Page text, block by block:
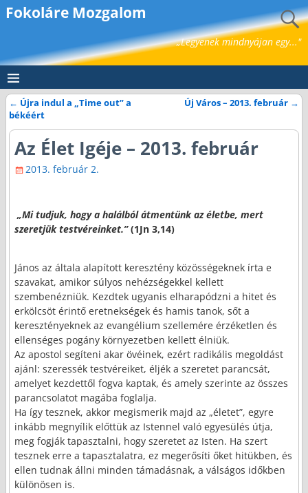
Fokoláre Mozgalom
„Legyenek mindnyájan egy..."
Bejegyzés navigáció
← Újra indul a „Time out” a
békéért
Új Város – 2013. február →
Az Élet Igéje – 2013. február
2013. február 2.
„Mi tudjuk, hogy a halálból átmentünk az életbe, mert
szeretjük testvéreinket.”(1Jn 3,14)
János az általa alapított keresztény közösségeknek írta e
szavakat, amikor súlyos nehézségekkel kellett
szembenézniük. Kezdtek ugyanis elharapódzni a hitet és
erkölcsöt érintő eretnekségek és hamis tanok, sőt a
keresztényeknek az evangélium szellemére érzéketlen és
ellenséges pogány környezetben kellett élniük.
Az apostol segíteni akar övéinek, ezért radikális megoldást
ajánl: szeressék testvéreiket, éljék a szeretet parancsát,
amelyet kezdettől fogva kaptak, és amely szerinte az összes
parancsolatot magába foglalja.
Ha így tesznek, akkor megismerik majd az „életet”, egyre
inkább megnyílik előttük az Istennel való egyesülés útja,
meg fogják tapasztalni, hogy szeretet az Isten. Ha szert
tesznek erre a tapasztalatra, ez megerősíti őket hitükben, és
ellen tudnak állni minden támadásnak, a válságos időkben
különösen is.